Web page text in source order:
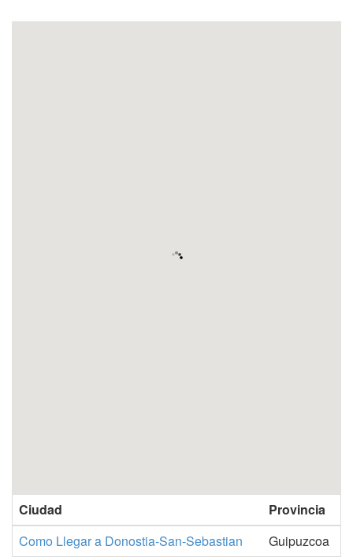
Ciudad
Provincia
Como Llegar a Donostia-San-Sebastian
Guipuzcoa